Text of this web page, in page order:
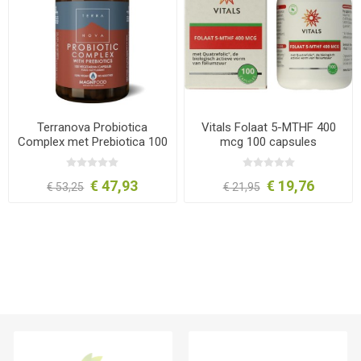
Terranova Probiotica
Complex met Prebiotica 100
capsules
€ 53,25 € 47,93
Vitals Folaat 5-MTHF 400
mcg 100 capsules
€ 21,95 € 19,76